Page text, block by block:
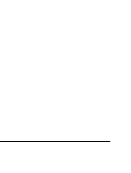
Quando ero piccolo